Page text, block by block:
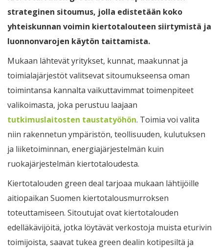
strateginen sitoumus, jolla edistetään koko
yhteiskunnan voimin kiertotalouteen siirtymistä ja
luonnonvarojen käytön taittamista.
Mukaan lähtevät yritykset, kunnat, maakunnat ja
toimialajärjestöt valitsevat sitoumukseensa oman
toimintansa kannalta vaikuttavimmat toimenpiteet
valikoimasta, joka perustuu laajaan
tutkimuslaitosten taustatyöhön. Toimia voi valita
niin rakennetun ympäristön, teollisuuden, kulutuksen
ja liiketoiminnan, energiajärjestelmän kuin
ruokajärjestelmän kiertotaloudesta.
Kiertotalouden green deal tarjoaa mukaan lähtijöille
aitiopaikan Suomen kiertotalousmurroksen
toteuttamiseen. Sitoutujat ovat kiertotalouden
edelläkävijöitä, jotka löytävät verkostoja muista eturivin
toimijoista, saavat tukea green dealin kotipesiltä ja